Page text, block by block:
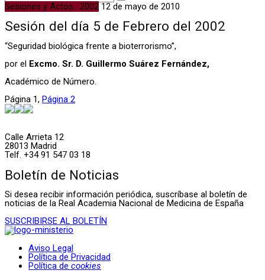
Sesiones y Actos · 2002 12 de mayo de 2010
Sesión del día 5 de Febrero del 2002
“Seguridad biológica frente a bioterrorismo”,
por el Excmo. Sr. D. Guillermo Suárez Fernández,
Académico de Número.
Página 1, Página 2
Calle Arrieta 12
28013 Madrid
Telf. +34 91 547 03 18
Boletín de Noticias
Si desea recibir información periódica, suscríbase al boletín de
noticias de la Real Academia Nacional de Medicina de España
SUSCRIBIRSE AL BOLETÍN
Aviso Legal
Política de Privacidad
Política de cookies